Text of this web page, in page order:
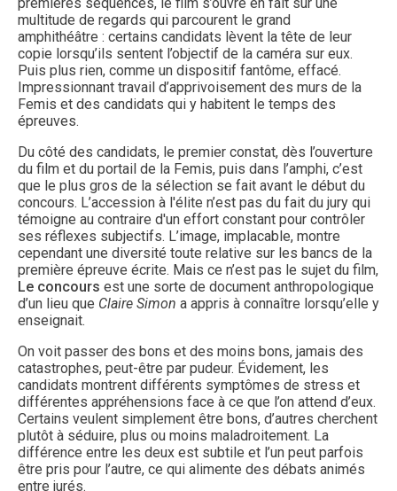
multitude de regards qui parcourent le grand
amphithéâtre : certains candidats lèvent la tête de leur
copie lorsqu’ils sentent l’objectif de la caméra sur eux.
Puis plus rien, comme un dispositif fantôme, effacé.
Impressionnant travail d’apprivoisement des murs de la
Femis et des candidats qui y habitent le temps des
épreuves.
Du côté des candidats, le premier constat, dès l’ouverture
du film et du portail de la Femis, puis dans l’amphi, c’est
que le plus gros de la sélection se fait avant le début du
concours. L’accession à l'élite n’est pas du fait du jury qui
témoigne au contraire d'un effort constant pour contrôler
ses réflexes subjectifs. L’image, implacable, montre
cependant une diversité toute relative sur les bancs de la
première épreuve écrite. Mais ce n’est pas le sujet du film,
Le concours est une sorte de document anthropologique
d’un lieu que Claire Simon a appris à connaître lorsqu’elle y
enseignait.
On voit passer des bons et des moins bons, jamais des
catastrophes, peut-être par pudeur. Évidement, les
candidats montrent différents symptômes de stress et
différentes appréhensions face à ce que l’on attend d’eux.
Certains veulent simplement être bons, d’autres cherchent
plutôt à séduire, plus ou moins maladroitement. La
différence entre les deux est subtile et l’un peut parfois
être pris pour l’autre, ce qui alimente des débats animés
entre jurés.